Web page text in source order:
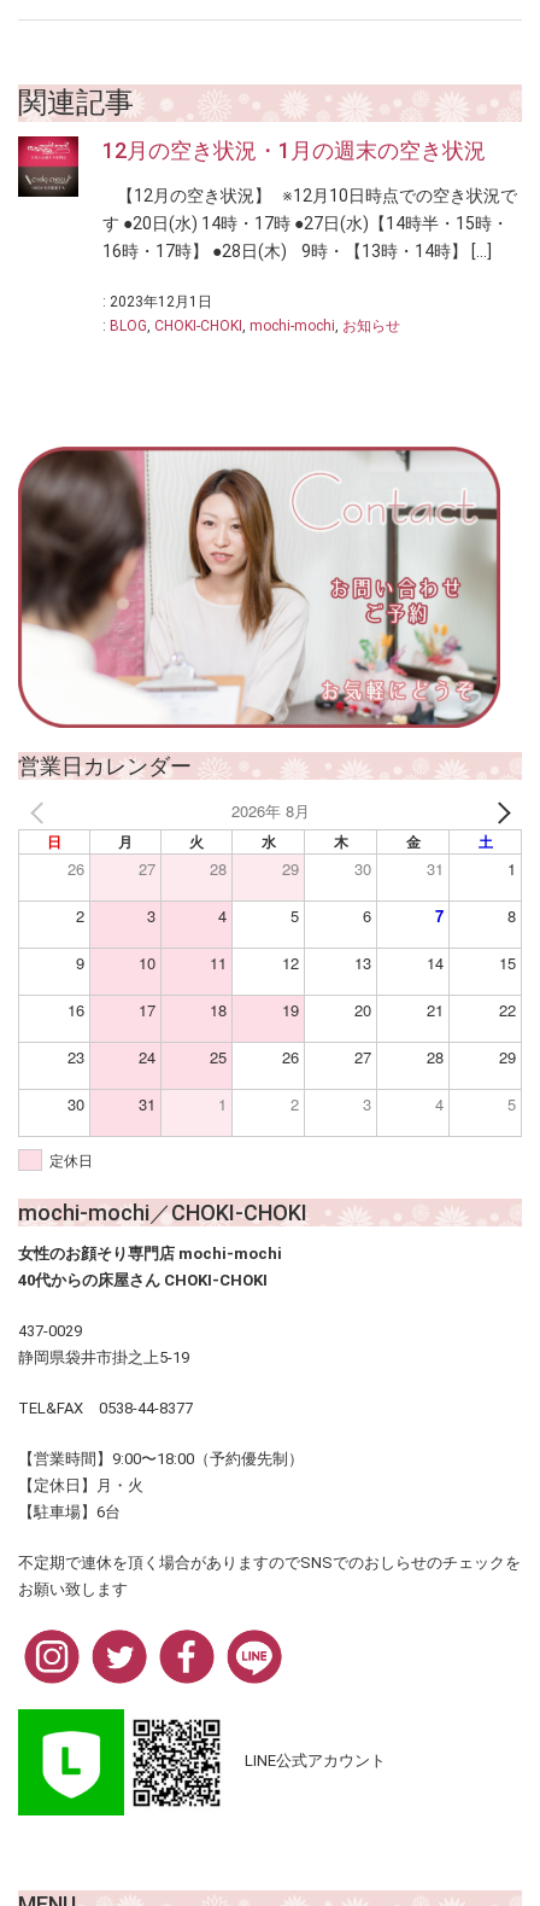
関連記事
12月の空き状況・1月の週末の空き状況
【12月の空き状況】 ※12月10日時点での空き状況で
す ●20日(水) 14時・17時 ●27日(水)【14時半・15時・
16時・17時】 ●28日(木) 9時・【13時・14時】 […]
: 2023年12月1日
: BLOG CHOKI-CHOKI mochi-mochi お知らせ
営業日カレンダー
2026年 8月
日 月 火 水 木 金 土
26 27 28 29 30 31 1
2 3 4 5 6 7 8
9 10 11 12 13 14 15
16 17 18 19 20 21 22
23 24 25 26 27 28 29
30 31 1 2 3 4 5
定休日
mochi-mochi／CHOKI-CHOKI
女性のお顔そり専門店 mochi-mochi
40代からの床屋さん CHOKI-CHOKI
437-0029
静岡県袋井市掛之上5-19
TEL&FAX 0538-44-8377
【営業時間】9:00〜18:00（予約優先制）
【定休日】月・火
【駐車場】6台
不定期で連休を頂く場合がありますのでSNSでのおしらせのチェックを
お願い致します
LINE公式アカウント